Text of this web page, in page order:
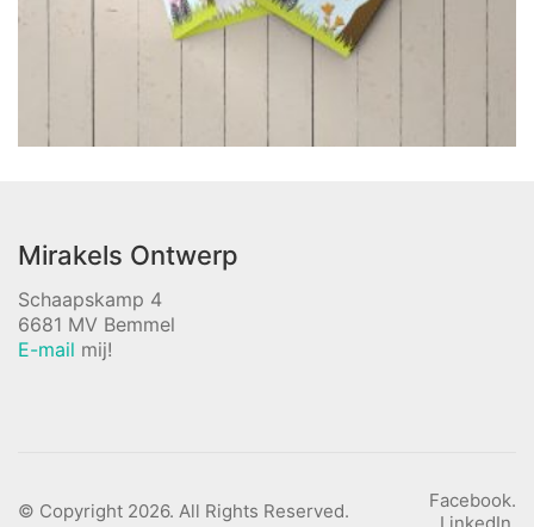
Mirakels Ontwerp
Schaapskamp 4
6681 MV Bemmel
E-mail mij!
Facebook.
© Copyright 2026. All Rights Reserved.